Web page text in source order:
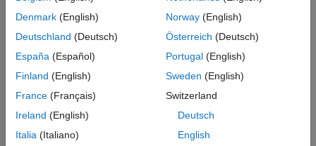
COMPLEX_NO COMPLEX_YES
COMPLEX_INHERITED (numeric type inherited from driving block).
Returns
1(COMPLEX_YES ), or-1(COMPLEX_INHERITED
depending on the value specified bycsig.
Description
Denmark (English)
Deutschland (Deutsch)
España (Español)
Finland (English)
France (Français)
Ireland (English)
Italia (Italiano)
Norway(English)
Österreich (Deutsch)
Portugal(English)
Sweden (English)
Switzerland
Deutsch
English